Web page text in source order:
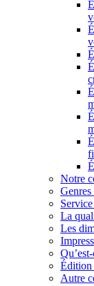
Notre
Genres
La
Les
Édition
Autre